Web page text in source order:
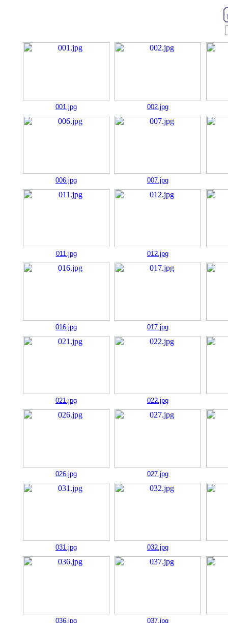
001.jpg 002.jpg
006.jpg 007.jpg
011.jpg 012.jpg
016.jpg 017.jpg
021.jpg 022.jpg
026.jpg 027.jpg
031.jpg 032.jpg
036.jpg 037.jpg